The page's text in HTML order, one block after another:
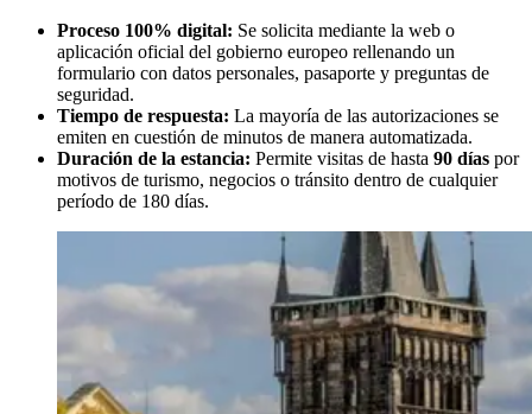
Proceso 100% digital: Se solicita mediante la web o
aplicación oficial del gobierno europeo rellenando un
formulario con datos personales, pasaporte y preguntas de
seguridad.
Tiempo de respuesta: La mayoría de las autorizaciones se
emiten en cuestión de minutos de manera automatizada.
Duración de la estancia: Permite visitas de hasta 90 días por
motivos de turismo, negocios o tránsito dentro de cualquier
período de 180 días.